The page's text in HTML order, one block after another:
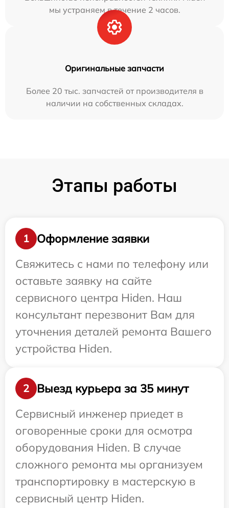
мы устраняем в течение 2 часов.
Оригинальные запчасти
Более 20 тыс. запчастей от производителя в
наличии на собственных складах.
Этапы работы
1
Оформление заявки
Свяжитесь с нами по телефону или
оставьте заявку на сайте
сервисного центра Hiden. Наш
консультант перезвонит Вам для
уточнения деталей ремонта Вашего
устройства Hiden.
2
Выезд курьера за 35 минут
Сервисный инженер приедет в
оговоренные сроки для осмотра
оборудования Hiden. В случае
сложного ремонта мы организуем
транспортировку в мастерскую в
сервисный центр Hiden.